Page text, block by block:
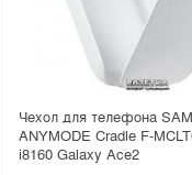
Чехол для телефона
ANYMODE Cradle F-
i8160 Galaxy Ace2